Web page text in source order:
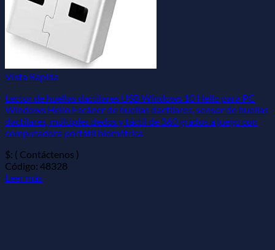
Vista Rápida
Lector de huellas dactilares USB Windows 10 Hello para PC
Windows Hello Escáner de huellas dactilares, sensor de huellas
dactilares, múltiples dedos y táctil de 360 grados a juego con
computadora portátil biométrica
$: ( Contáctenos )
Código: 48328
Leer más